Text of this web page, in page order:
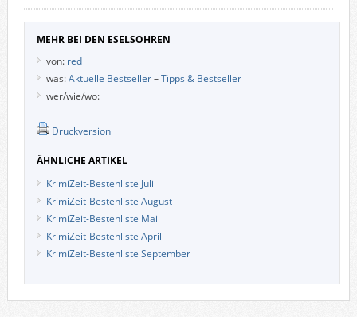
MEHR BEI DEN ESELSOHREN
von: red
was:Aktuelle Bestseller–Tipps & Bestseller
wer/wie/wo:
Druckversion
ÄHNLICHE ARTIKEL
KrimiZeit-Bestenliste Juli
KrimiZeit-Bestenliste August
KrimiZeit-Bestenliste Mai
KrimiZeit-Bestenliste April
KrimiZeit-Bestenliste September